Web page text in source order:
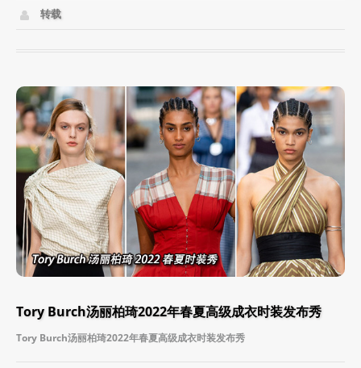
转载
Tory Burch汤丽柏琦2022年春夏高级成衣时装发布秀
Tory Burch汤丽柏琦2022年春夏高级成衣时装发布秀